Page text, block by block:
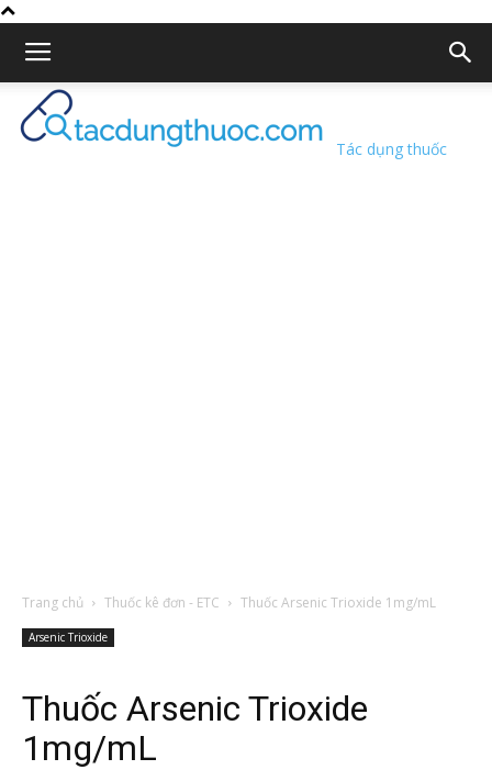
Tác dụng thuốc
Trang chủ Thuốc kê đơn - ETC Thuốc Arsenic Trioxide 1mg/mL
Arsenic Trioxide
Thuốc Arsenic Trioxide
1mg/mL